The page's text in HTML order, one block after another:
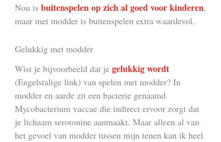
Nou is buitenspelen op zich al goed voor kinderen,
maar met modder is buitenspelen extra waardevol.
Gelukkig met modder
Wist je bijvoorbeeld dat je gelukkig wordt
(Engelstalige link) van spelen met modder? In
modder en aarde zit een bacterie genaamd
Mycobacterium vaccae die indirect ervoor zorgt dat
je lichaam serotonine aanmaakt. Maar alleen al van
het gevoel van modder tussen mijn tenen kan ik heel